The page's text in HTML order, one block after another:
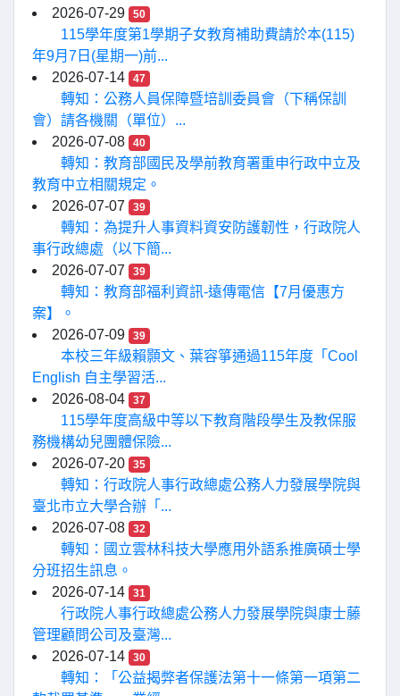
2026-07-29
50
115學年度第1學期子女教育補助費請於本(115)
年9月7日(星期一)前...
2026-07-14
47
轉知：公務人員保障暨培訓委員會（下稱保訓
會）請各機關（單位）...
2026-07-08
40
轉知：教育部國民及學前教育署重申行政中立及
教育中立相關規定。
2026-07-07
39
轉知：為提升人事資料資安防護韌性，行政院人
事行政總處（以下簡...
2026-07-07
39
轉知：教育部福利資訊-遠傳電信【7月優惠方
案】。
2026-07-09
39
本校三年級賴顥文、葉容箏通過115年度「Cool
English 自主學習活...
2026-08-04
37
115學年度高級中等以下教育階段學生及教保服
務機構幼兒團體保險...
2026-07-20
35
轉知：行政院人事行政總處公務人力發展學院與
臺北市立大學合辦「...
2026-07-08
32
轉知：國立雲林科技大學應用外語系推廣碩士學
分班招生訊息。
2026-07-14
31
行政院人事行政總處公務人力發展學院與康士藤
管理顧問公司及臺灣...
2026-07-14
30
轉知：「公益揭弊者保護法第十一條第一項第二